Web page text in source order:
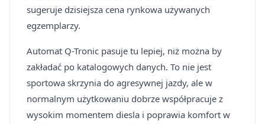
sugeruje dzisiejsza cena rynkowa używanych
egzemplarzy.
Automat Q-Tronic pasuje tu lepiej, niż można by
zakładać po katalogowych danych. To nie jest
sportowa skrzynia do agresywnej jazdy, ale w
normalnym użytkowaniu dobrze współpracuje z
wysokim momentem diesla i poprawia komfort w